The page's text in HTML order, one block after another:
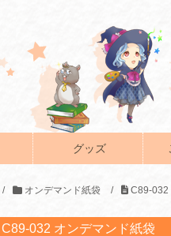
グッズ
/ オンデマンド紙袋 / C89-032
C89-032 オンデマンド紙袋